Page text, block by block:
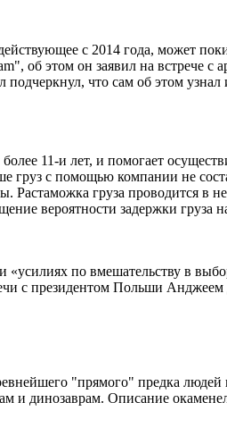
с 2014 года, может
об этом он заявил на встрече с
что сам об этом узнал
11-и лет, и помогает
груз с помощью компании не
груза проводится в
вероятности задержки груза
по вмешательству в
с президентом Польши
"прямого" предка людей
и динозаврам. Описание